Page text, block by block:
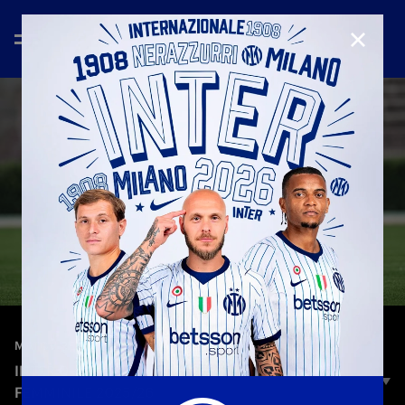
MATCH REVIEW | WOMEN —20 ott 2025
INTER 0–0 PARMA | MATCH REVIEW | SERIE A
FEMMINILE 2025/26